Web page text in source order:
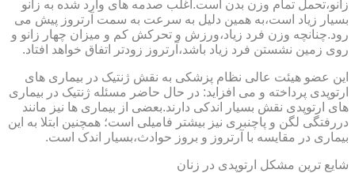
زانو،تحمل تمام وزن بدن است.اغلب صدمه های وارد شده به زانو
بسیار زیاد است،به همین دلیل به سرعت به سمت آرتروز پیش می
رود.چنانچه وزن فرد زیاد،ورزش و تحرکش کم و میزان چهار زانو و
روی زمین نشستن فرد زیاد باشد،آرتروز زودتر اتفاق خواهد افتاد.
این عضو هیئت عالی نظام پزشکی به نقش ژنتیک در بیماری های
ارتوپدی پرداخته و می افزاید: در حال حاضر مسئله ژنتیک در بیماری
های ارتوپدی نقش بسیار اندکی دارند.بعضی از بیماری ها نیز مانند
دررفتگی لگن و پاچنبری نیز بیشتر فامیلی است؛ همچنین ابتلا به این
بیماری در مقایسه با آرتروز و بروز حوادث،بسیار اندک است.
شایع ترین مشکل ارتوپدی در زنان